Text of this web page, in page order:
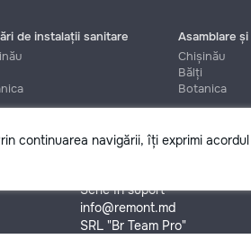
continuarea navigării, îți exprimi acordul
de instalații sanitare
Asamblare
Chișinău
Bălți
Botanica
Ajutor
Scrie în suport
info@remont.md
SRL "Br Team Pro"